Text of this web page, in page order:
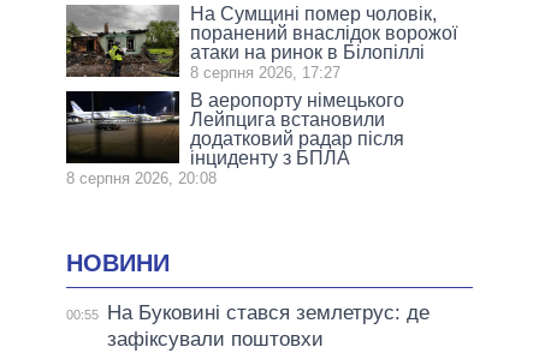
На Сумщині помер чоловік,
поранений внаслідок ворожої
атаки на ринок в Білопіллі
8 серпня 2026, 17:27
В аеропорту німецького
Лейпцига встановили
додатковий радар після
інциденту з БПЛА
8 серпня 2026, 20:08
НОВИНИ
00:55
На Буковині стався землетрус: де
зафіксували поштовхи